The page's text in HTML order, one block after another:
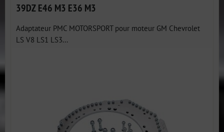
39DZ E46 M3 E36 M3
Adaptateur PMC MOTORSPORT pour moteur GM Chevrolet
LS V8 LS1 LS3...